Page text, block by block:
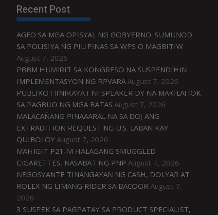
Recent Post
AGFO SA MGA OPISYAL NG GOBYERNO: SUMUNOD
SA POLISIYA NG PILIPINAS SA WPS O MAGBITIW
August 7, 2026
PBBM HUMIRIT SA KONGRESO NA SUSPENDIHIN
IMPLEMENTASYON NG RPVARA August 7, 2026
PUBLIKO HINIKAYAT NI SPEAKER DY NA MAKILAHOK
SA PAGBUO NG MGA BATAS August 7, 2026
MALACAÑANG PINAAARAL NA SA DOJ ANG
EXTRADITION REQUEST NG U.S. LABAN KAY
QUIBOLOY August 7, 2026
MAHIGIT P21-M HALAGANG SMUGGLED
CIGARETTES, NASABAT NG PNP August 7, 2026
NEGOSYANTE TINANGAYAN NG CASH, DOLYAR AT
ROLEX NG LIMANG RIDER SA BACOOR August 7,
2026
3 SUSPEK SA PAGPATAY SA PRODUCT SPECIALIST,